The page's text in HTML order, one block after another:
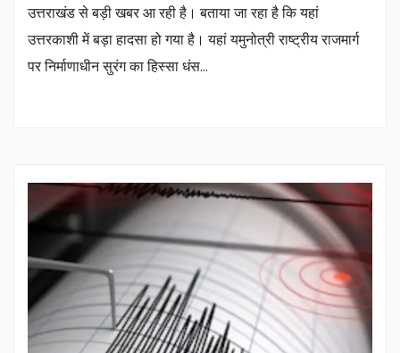
उत्तराखंड से बड़ी खबर आ रही है। बताया जा रहा है कि यहां
उत्तरकाशी में बड़ा हादसा हो गया है। यहां यमुनोत्री राष्ट्रीय राजमार्ग
पर निर्माणाधीन सुरंग का हिस्सा धंस…